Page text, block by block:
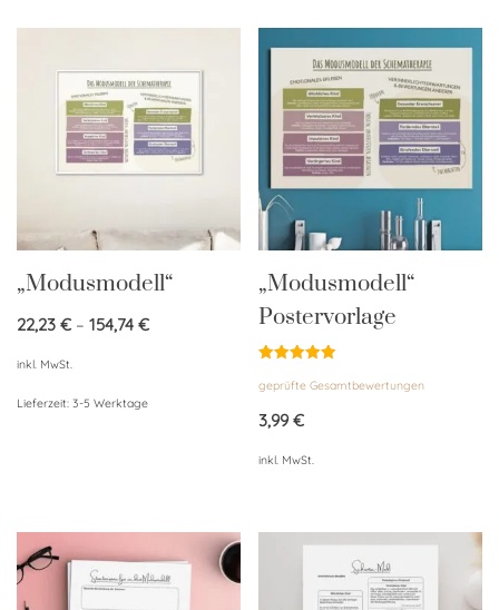
„Modusmodell“
22,23 € – 154,74 €
inkl. MwSt.
Lieferzeit: 3-5 Werktage
„Modusmodell“
Postervorlage
mit
von 5
geprüfte Gesamtbewertungen
3,99€
inkl. MwSt.